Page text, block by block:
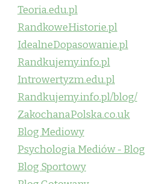
Teoria.edu.pl
RandkoweHistorie.pl
IdealneDopasowanie.pl
Randkujemy.info.pl
Introwertyzm.edu.pl
Randkujemy.info.pl/blog/
ZakochanaPolska.co.uk
Blog Mediowy
Psychologia Mediów - Blog
Blog Sportowy